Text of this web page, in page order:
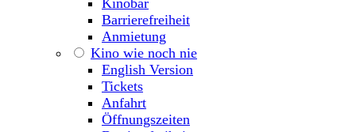
Barrierefreiheit
Anmietung
Kino wie noch nie
English Version
Tickets
Anfahrt
Öffnungszeiten